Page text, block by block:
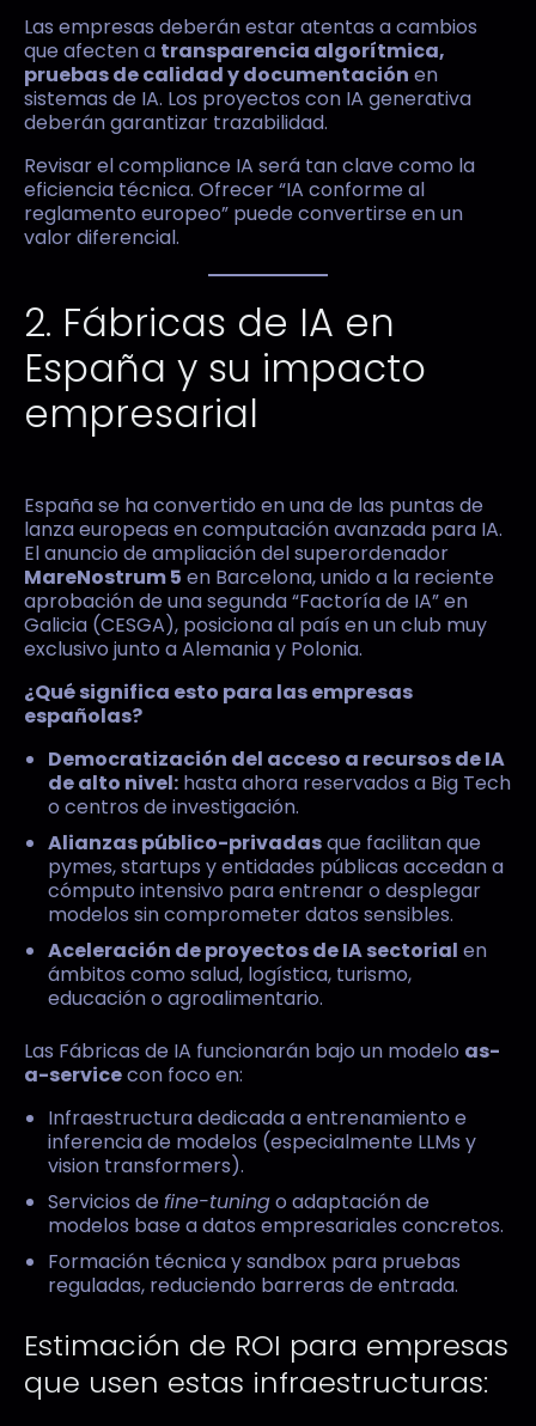
Las empresas deberán estar atentas a cambios
que afecten a transparencia algorítmica,
pruebas de calidad y documentación en
sistemas de IA. Los proyectos con IA generativa
deberán garantizar trazabilidad.
Revisar el compliance IA será tan clave como la
eficiencia técnica. Ofrecer “IA conforme al
reglamento europeo” puede convertirse en un
valor diferencial.
2. Fábricas de IA en
España y su impacto
empresarial
España se ha convertido en una de las puntas de
lanza europeas en computación avanzada para IA.
El anuncio de ampliación del superordenador
MareNostrum 5 en Barcelona, unido a la reciente
aprobación de una segunda “Factoría de IA” en
Galicia (CESGA), posiciona al país en un club muy
exclusivo junto a Alemania y Polonia.
¿Qué significa esto para las empresas
españolas?
Democratización del acceso a recursos de IA
de alto nivel: hasta ahora reservados a Big Tech
o centros de investigación.
Alianzas público-privadasque facilitan que
pymes, startups y entidades públicas accedan a
cómputo intensivo para entrenar o desplegar
modelos sin comprometer datos sensibles.
Aceleración de proyectos de IA sectorial en
ámbitos como salud, logística, turismo,
educación o agroalimentario.
Las Fábricas de IA funcionarán bajo un modelo as-
a-servicecon foco en:
Infraestructura dedicada a entrenamiento e
inferencia de modelos (especialmente LLMs y
vision transformers).
Servicios de fine-tuningo adaptación de
modelos base a datos empresariales concretos.
Formación técnica y sandbox para pruebas
reguladas, reduciendo barreras de entrada.
Estimación de ROI para empresas
que usen estas infraestructuras: